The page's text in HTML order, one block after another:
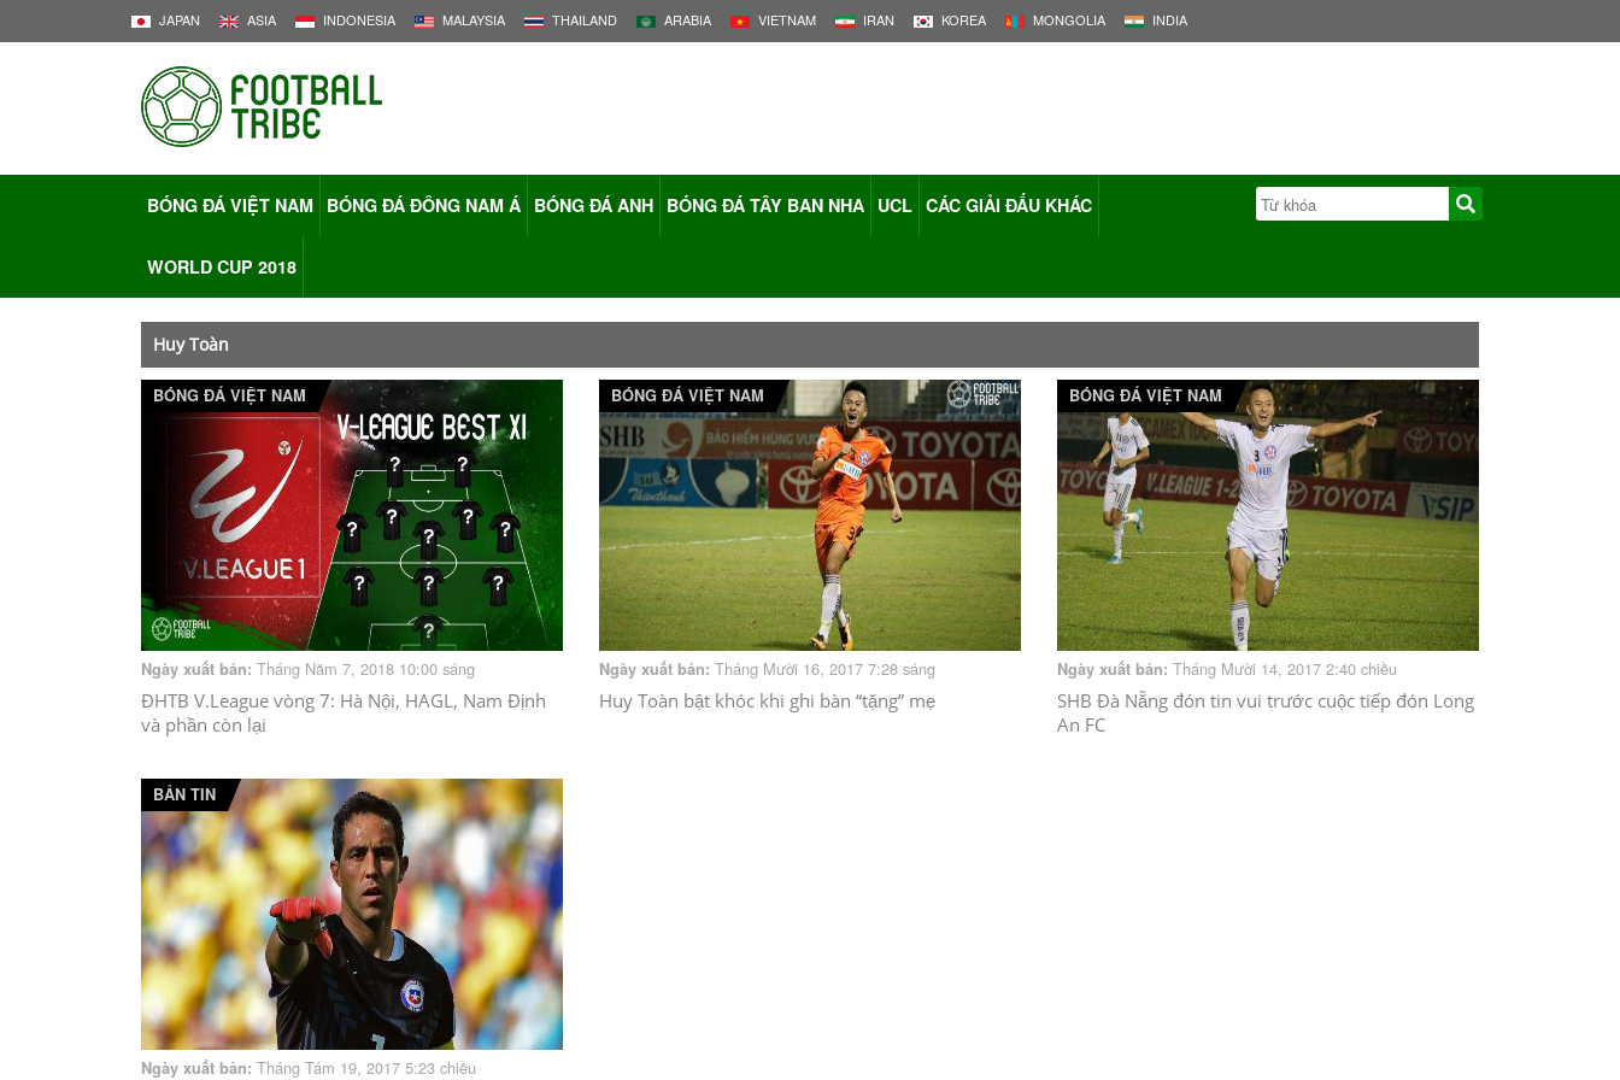
JAPAN ASIA INDONESIA MALAYSIA THAILAND ARABIA VIETNAM IRAN KOREA MONGOLIA INDIA
BÓNG ĐÁ VIỆT NAM BÓNG ĐÁ ĐÔNG NAM Á BÓNG ĐÁ ANH BÓNG ĐÁ TÂY BAN NHA UCL CÁC GIẢI ĐẤU KHÁC
WORLD CUP 2018
Huy Toàn
BÓNG ĐÁ VIỆT NAM
Ngày xuất bản: Tháng Năm 7, 2018 10:00 sáng
ĐHTB V.League vòng 7: Hà Nội, HAGL, Nam Định
và phần còn lại
BÓNG ĐÁ VIỆT NAM
Ngày xuất bản: Tháng Mười 16, 2017 7:28 sáng
Huy Toàn bật khóc khi ghi bàn “tặng” mẹ
BÓNG ĐÁ VIỆT NAM
Ngày xuất bản: Tháng Mười 14, 2017 2:40 chiều
SHB Đà Nẵng đón tin vui trước cuộc tiếp đón Long
An FC
BẢN TIN
Ngày xuất bản: Tháng Tám 19, 2017 5:23 chiều